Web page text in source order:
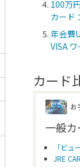
100万
カード
年会費
VISA
カード
お
一般カ
「ビュ
JRE